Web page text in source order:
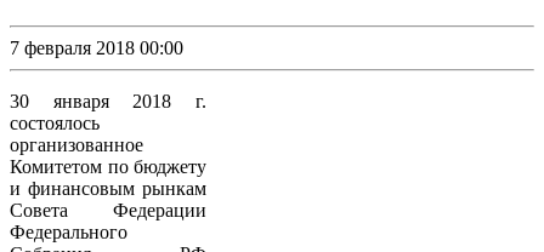
7 февраля 2018 00:00
30 января 2018 г.
состоялось
организованное
Комитетом по бюджету
и финансовым рынкам
Совета Федерации
Федерального